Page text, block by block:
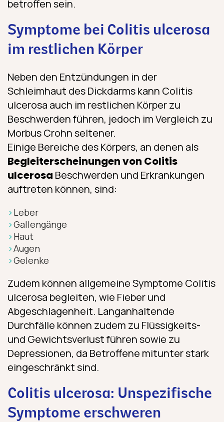
betroffen sein.
Symptome bei Colitis ulcerosa
im restlichen Körper
Neben den Entzündungen in der
Schleimhaut des Dickdarms kann Colitis
ulcerosa auch im restlichen Körper zu
Beschwerden führen, jedoch im Vergleich zu
Morbus Crohn seltener.
Einige Bereiche des Körpers, an denen als
Begleiterscheinungen von Colitis
ulcerosa Beschwerden und Erkrankungen
auftreten können, sind:
Leber
Gallengänge
Haut
Augen
Gelenke
Zudem können allgemeine Symptome Colitis
ulcerosa begleiten, wie Fieber und
Abgeschlagenheit. Langanhaltende
Durchfälle können zudem zu Flüssigkeits-
und Gewichtsverlust führen sowie zu
Depressionen, da Betroffene mitunter stark
eingeschränkt sind.
Colitis ulcerosa: Unspezifische
Symptome erschweren